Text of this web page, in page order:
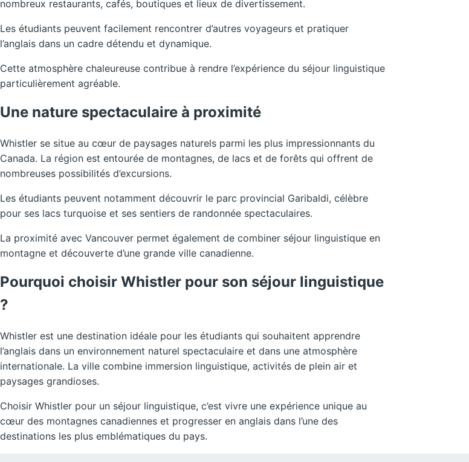
nombreux restaurants, cafés, boutiques et lieux de divertissement.
Les étudiants peuvent facilement rencontrer d’autres voyageurs et pratiquer
l’anglais dans un cadre détendu et dynamique.
Cette atmosphère chaleureuse contribue à rendre l’expérience du séjour linguistique
particulièrement agréable.
Une nature spectaculaire à proximité
Whistler se situe au cœur de paysages naturels parmi les plus impressionnants du
Canada. La région est entourée de montagnes, de lacs et de forêts qui offrent de
nombreuses possibilités d’excursions.
Les étudiants peuvent notamment découvrir le parc provincial Garibaldi, célèbre
pour ses lacs turquoise et ses sentiers de randonnée spectaculaires.
La proximité avec Vancouver permet également de combiner séjour linguistique en
montagne et découverte d’une grande ville canadienne.
Pourquoi choisir Whistler pour son séjour linguistique
?
Whistler est une destination idéale pour les étudiants qui souhaitent apprendre
l’anglais dans un environnement naturel spectaculaire et dans une atmosphère
internationale. La ville combine immersion linguistique, activités de plein air et
paysages grandioses.
Choisir Whistler pour un séjour linguistique, c’est vivre une expérience unique au
cœur des montagnes canadiennes et progresser en anglais dans l’une des
destinations les plus emblématiques du pays.